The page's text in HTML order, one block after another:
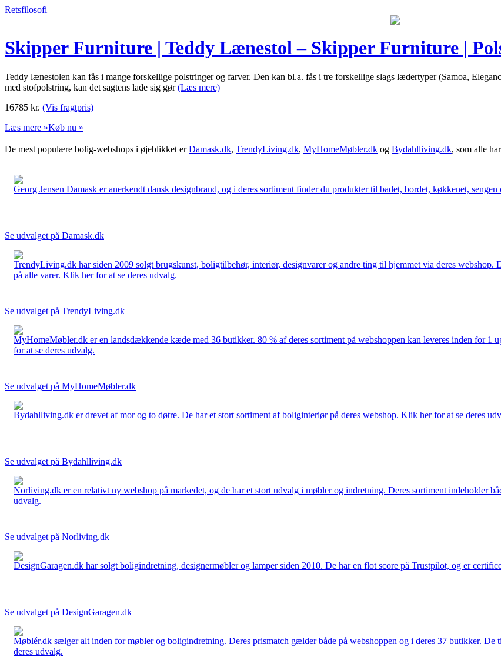
Retsfilosofi
Skipper Furniture | Teddy Lænestol – Skipper Furniture |
Teddy lænestolen kan fås i mange forskellige polstringer og farver. Den kan bl.a. fås i tre forskellige slags lædertyper (Samoa,
med stofpolstring, kan det sagtens lade sig gør(Læs mere)
16785 kr. (Vis fragtpris)
Læs mere »Køb nu »
De mest populære bolig-webshops i øjeblikket erDamask.dk, TrendyLiving.dk, MyHomeMøbler.dk og Bydahlliving.dk, som alle
Georg Jensen Damask er anerkendt dansk designbrand, og i deres sortiment finder du produkter til badet, bordet, køkkenet,
Se udvalget på Damask.dk
TrendyLiving.dk har siden 2009 solgt brugskunst, boligtilbehør, interiør, designvarer og andre ting til hjemmet via deres webshop.
på alle varer. Klik her for at se deres udvalg.
Se udvalget på TrendyLiving.dk
MyHomeMøbler.dk er en landsdækkende kæde med 36 butikker. 80 % af deres sortiment på webshoppen kan leveres inden for
for at se deres udvalg.
Se udvalget på MyHomeMøbler.dk
Bydahlliving.dk er drevet af mor og to døtre. De har et stort sortiment af boliginteriør på deres webshop. Klik her for at se deres
Se udvalget på Bydahlliving.dk
Norliving.dk er en relativt ny webshop på markedet, og de har et stort udvalg i møbler og indretning. Deres sortiment indeholder
udvalg.
Se udvalget på Norliving.dk
DesignGaragen.dk har solgt boligindretning, designermøbler og lamper siden 2010. De har en flot score på Trustpilot, og er
Se udvalget på DesignGaragen.dk
Møblér.dk sælger alt inden for møbler og boligindretning. Deres prismatch gælder både på webshoppen og i deres 37 butikker.
deres udvalg.